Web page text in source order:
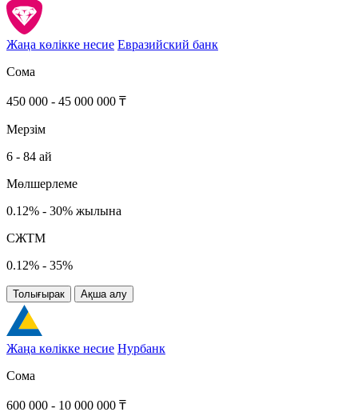
Жаңа көлікке несие Евразийский банк
Сома
450 000 - 45 000 000 ₸
Мерзім
6 - 84 ай
Мөлшерлеме
0.12% - 30% жылына
СЖТМ
0.12% - 35%
Толығырак Ақша алу
Жаңа көлікке несие Нурбанк
Сома
600 000 - 10 000 000 ₸